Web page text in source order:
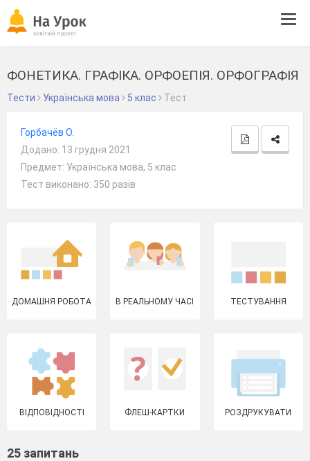
ФОНЕТИКА. ГРАФІКА. ОРФОЕПІЯ. ОРФОГРАФІЯ
Тести Українська мова 5 клас Тест
Горбачёв О.
Додано: 13 грудня 2021
Предмет: Українська мова, 5 клас
Тест виконано: 350 разів
ДОМАШНЯ РОБОТА В РЕАЛЬНОМУ ЧАСІ ТЕСТУВАННЯ
ВІДПОВІДНОСТІ ФЛЕШ-КАРТКИ РОЗДРУКУВАТИ
25 запитань